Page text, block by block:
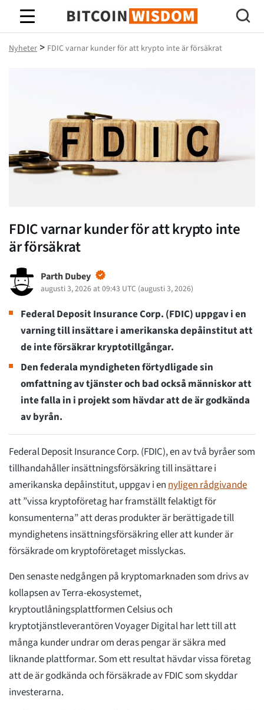
Bitcoin Wisdom
Nyheter > FDIC varnar kunder för att krypto inte är försäkrat
FDIC varnar kunder för att krypto inte
är försäkrat
Parth Dubey
augusti 3, 2026 at 09:43 UTC (augusti 3, 2026)
Federal Deposit Insurance Corp. (FDIC) uppgav i en
varning till insättare i amerikanska depåinstitut att
de inte försäkrar kryptotillgångar.
Den federala myndigheten förtydligade sin
omfattning av tjänster och bad också människor att
inte falla in i projekt som hävdar att de är godkända
av byrån.
Federal Deposit Insurance Corp. (FDIC), en av två byråer som
tillhandahåller insättningsförsäkring till insättare i
amerikanska depåinstitut, uppgav i ennyligen rådgivande
att ”vissa kryptoföretag har framställt felaktigt för
konsumenterna” att deras produkter är berättigade till
myndighetens insättningsförsäkring eller att kunder är
försäkrade om kryptoföretaget misslyckas.
Den senaste nedgången på kryptomarknaden som drivs av
kollapsen av Terra-ekosystemet,
kryptoutlåningsplattformen Celsius och
kryptotjänstleverantören Voyager Digital har lett till att
många kunder undrar om deras pengar är säkra med
liknande plattformar. Som ett resultat hävdar vissa företag
att de är godkända och försäkrade av FDIC som skyddar
investerarna.